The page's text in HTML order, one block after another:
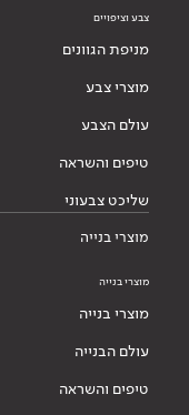
צבע וציפויים
מניפת הגוונים
מוצרי צבע
עולם הצבע
טיפים והשראה
שליכט צבעוני
מוצרי בנייה
מוצרי בנייה
מוצרי בנייה
עולם הבנייה
טיפים והשראה